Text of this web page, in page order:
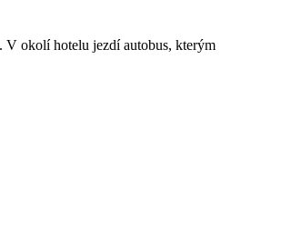
V okolí hotelu jezdí autobus, kterým